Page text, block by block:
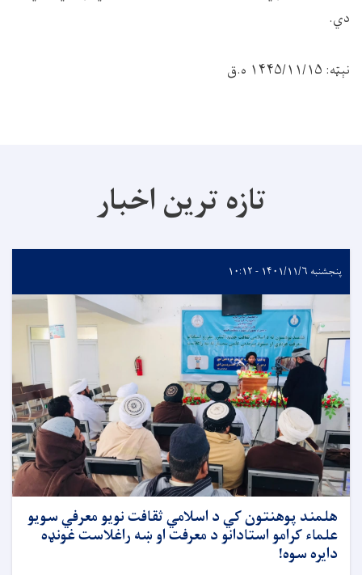
دي.
نېټه: ۱۴۴۵/۱۱/۱۵ ه.ق
تازه ترین اخبار
پنجشنبه ۱۴۰۱/۱۱/۶ - ۱۰:۱۲
هلمند پوهنتون کي د اسلامي ثقافت نویو معرفي سویو
علماء کرامو استادانو د معرفت او ښه راغلاست غونډه
دایره سوه!